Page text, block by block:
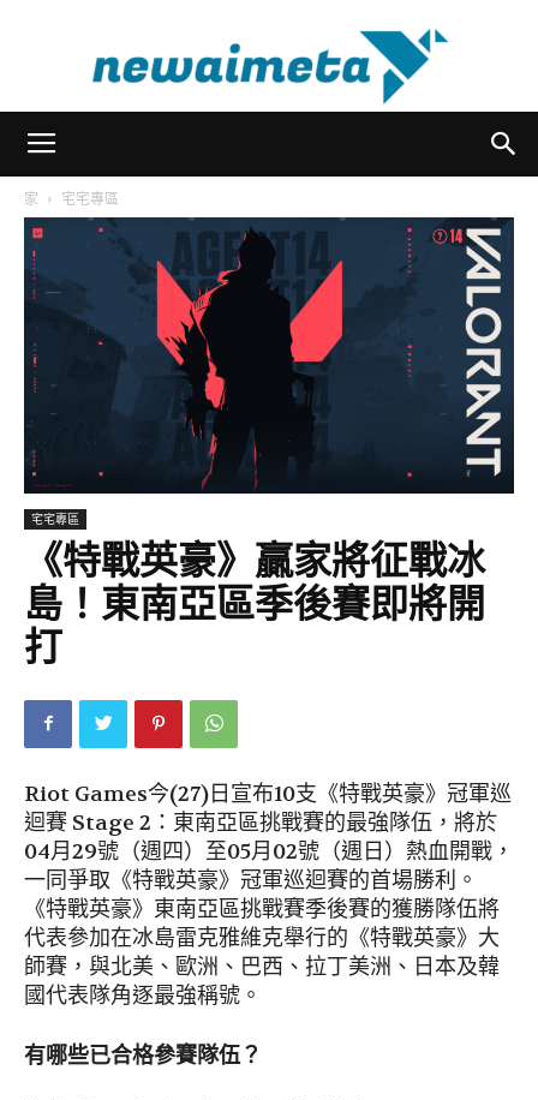
家 宅宅專區
宅宅專區
《特戰英豪》贏家將征戰冰
島！東南亞區季後賽即將開
打
Riot Games今(27)日宣布10支《特戰英豪》冠軍巡
迴賽 Stage 2：東南亞區挑戰賽的最強隊伍，將於
04月29號（週四）至05月02號（週日）熱血開戰，
一同爭取《特戰英豪》冠軍巡迴賽的首場勝利。
《特戰英豪》東南亞區挑戰賽季後賽的獲勝隊伍將
代表參加在冰島雷克雅維克舉行的《特戰英豪》大
師賽，與北美、歐洲、巴西、拉丁美洲、日本及韓
國代表隊角逐最強稱號。
有哪些已合格參賽隊伍？